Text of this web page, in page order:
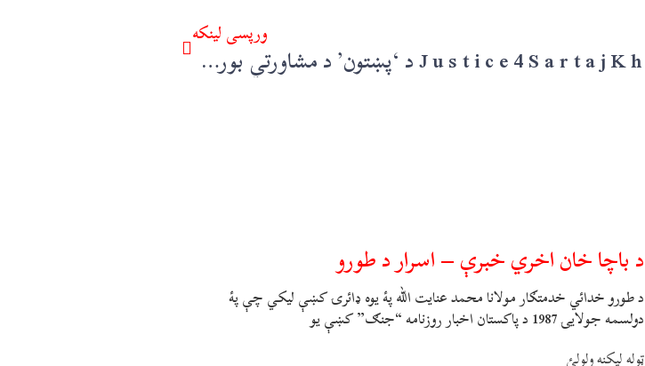
ورپسې لينکه
# J u s t i c e 4 S a r t a j K h a n د ‘پښتون’ د مشاورتي بورډ د اجلاس نیمګړې ایجنډا – خان زمان کاکړ
د باچا خان اخري خبرې – اسرار د طورو
د طورو خدائي خدمتګار مولانا محمد عنايت الله پۀ يوه ډائرۍ کښې ليکي چې پۀ
دولسمه جولايۍ 1987 د پاکستان اخبار روزنامه “جنګ” کښې يو
ټوله ليکنه ولولئ